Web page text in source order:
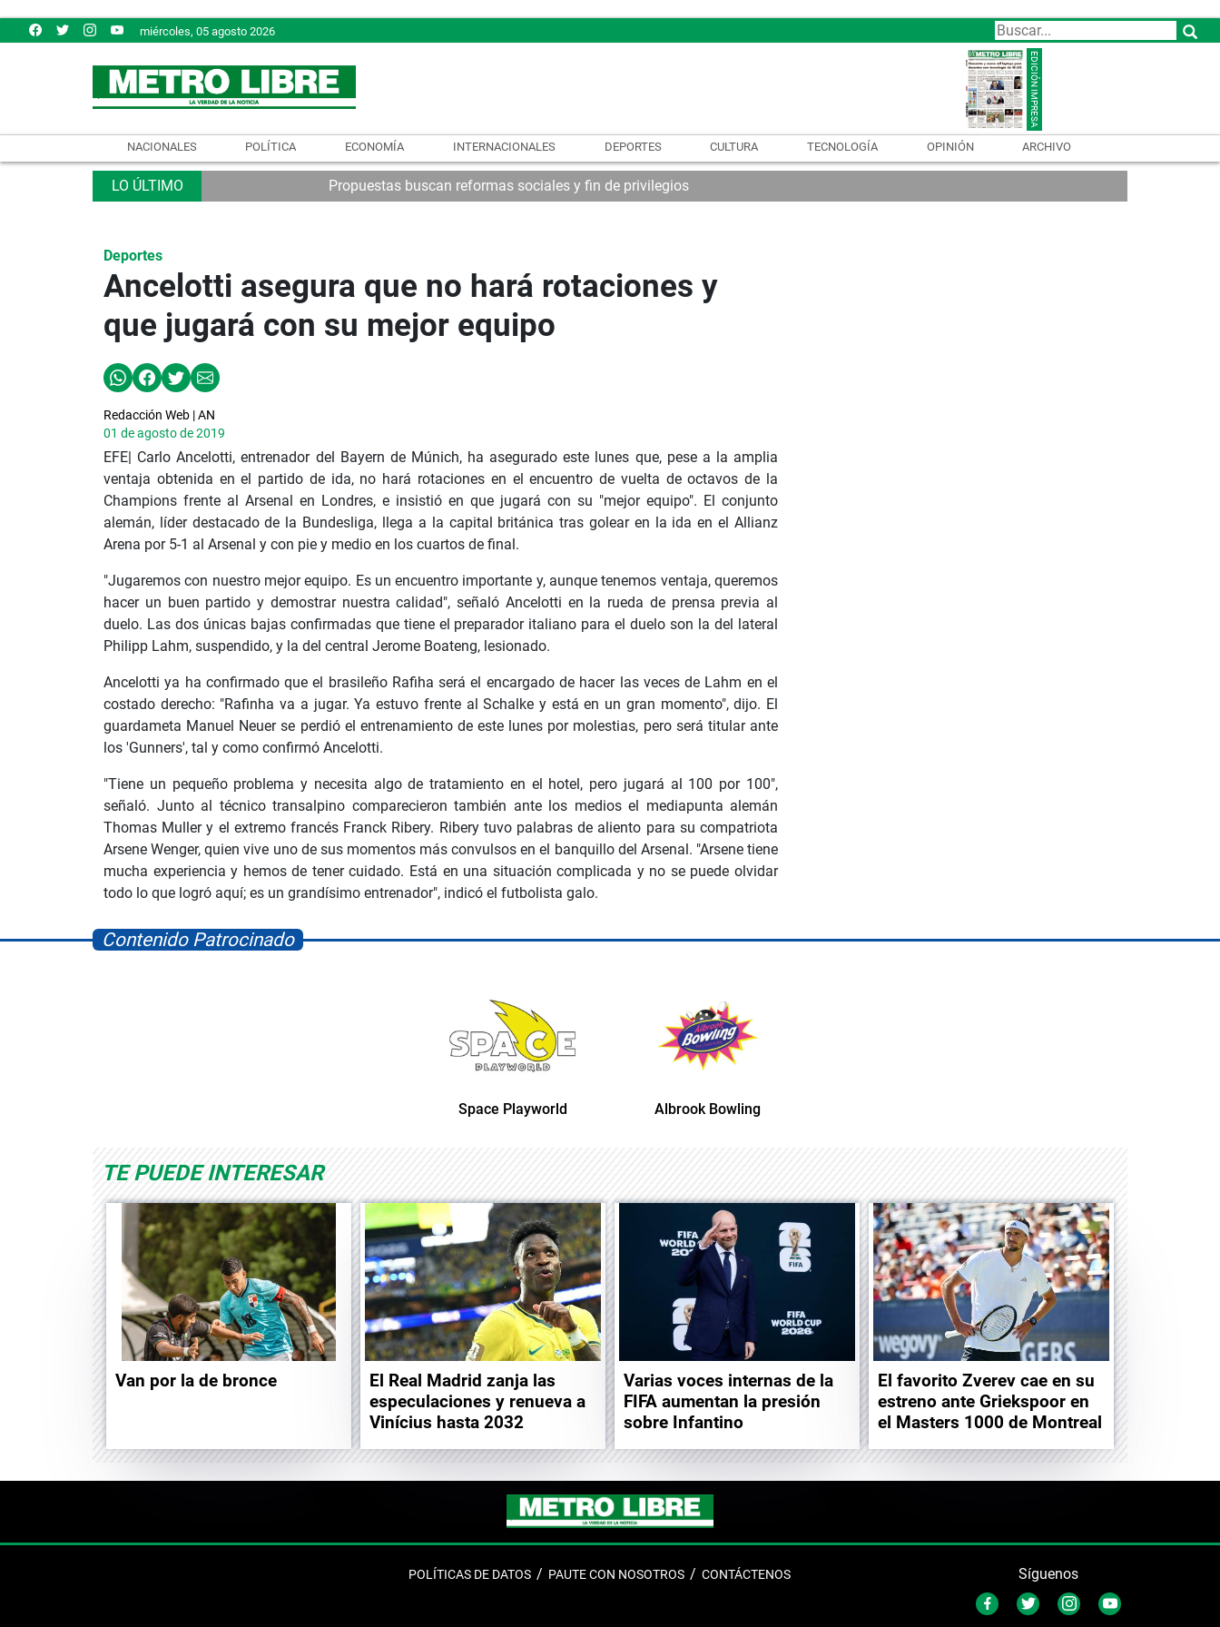
miércoles, 05 agosto 2026
NACIONALES POLÍTICA ECONOMÍA INTERNACIONALES DEPORTES CULTURA TECNOLOGÍA OPINIÓN ARCHIVO
Propuestas buscan reformas sociales y fin de privilegios
Deportes
Ancelotti asegura que no hará rotaciones y
que jugará con su mejor equipo
Redacción Web | AN
01 de agosto de 2019
EFE| Carlo Ancelotti, entrenador del Bayern de Múnich, ha asegurado este lunes que, pese a la amplia
ventaja obtenida en el partido de ida, no hará rotaciones en el encuentro de vuelta de octavos de la
Champions frente al Arsenal en Londres, e insistió en que jugará con su "mejor equipo". El conjunto
alemán, líder destacado de la Bundesliga, llega a la capital británica tras golear en la ida en el Allianz
Arena por 5-1 al Arsenal y con pie y medio en los cuartos de final.
"Jugaremos con nuestro mejor equipo. Es un encuentro importante y, aunque tenemos ventaja, queremos
hacer un buen partido y demostrar nuestra calidad", señaló Ancelotti en la rueda de prensa previa al
duelo. Las dos únicas bajas confirmadas que tiene el preparador italiano para el duelo son la del lateral
Philipp Lahm, suspendido, y la del central Jerome Boateng, lesionado.
Ancelotti ya ha confirmado que el brasileño Rafiha será el encargado de hacer las veces de Lahm en el
costado derecho: "Rafinha va a jugar. Ya estuvo frente al Schalke y está en un gran momento", dijo. El
guardameta Manuel Neuer se perdió el entrenamiento de este lunes por molestias, pero será titular ante
los 'Gunners', tal y como confirmó Ancelotti.
"Tiene un pequeño problema y necesita algo de tratamiento en el hotel, pero jugará al 100 por 100",
señaló. Junto al técnico transalpino comparecieron también ante los medios el mediapunta alemán
Thomas Muller y el extremo francés Franck Ribery. Ribery tuvo palabras de aliento para su compatriota
Arsene Wenger, quien vive uno de sus momentos más convulsos en el banquillo del Arsenal. "Arsene tiene
mucha experiencia y hemos de tener cuidado. Está en una situación complicada y no se puede olvidar
todo lo que logró aquí; es un grandísimo entrenador", indicó el futbolista galo.
Contenido Patrocinado
Space Playworld Albrook Bowling
TE PUEDE INTERESAR
Van por la de bronce
El Real Madrid zanja las
especulaciones y renueva a
Vinícius hasta 2032
Varias voces internas de la
FIFA aumentan la presión
sobre Infantino
El favorito Zverev cae en su
estreno ante Griekspoor en
el Masters 1000 de Montreal
POLÍTICAS DE DATOS PAUTE CON NOSOTROS CONTÁCTENOS Síguenos